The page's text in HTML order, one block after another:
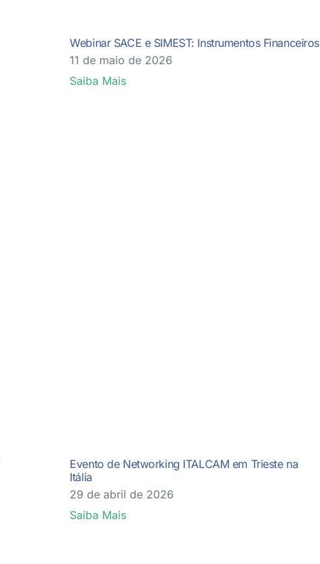
Webinar SACE e SIMEST: Instrumentos Financeiros
11 de maio de 2026
Saiba Mais
Evento de Networking ITALCAM em Trieste na
Itália
29 de abril de 2026
Saiba Mais